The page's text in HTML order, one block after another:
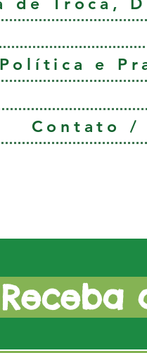
Política e
Contato /
Receba